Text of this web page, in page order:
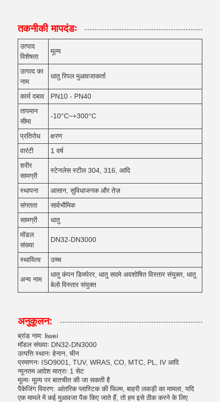
तकनीकी मापदंडः
उत्पाद
विशेषता
मूल्य
उत्पाद का
नाम
धातु रिपल मुआवजाकर्ता
कार्य दबाव
PN10 - PN40
तापमान
सीमा
-10°C~+300°C
प्रतिरोध
क्षरण
वारंटी
1 वर्ष
शरीर
सामग्री
स्टेनलेस स्टील 304, 316, आदि
स्थापना
आसान, सुविधाजनक और तेज़
संगतता
सार्वभौमिक
सामग्री
धातु
मॉडल
संख्या
DN32-DN3000
स्थायित्व उच्च
अन्य नाम
धातु कंपन डिमपेरर, धातु सदमे अवशोषित विस्तार संयुक्त, धातु
बेलो विस्तार संयुक्त
अनुकूलन:
ब्रांड नाम: liwei
मॉडल संख्याः DN32-DN3000
उत्पत्ति स्थानः हेनान, चीन
प्रमाणनः ISO9001, TUV, WRAS, CO, MTC, PL, IV आदि
न्यूनतम आदेश मात्राः 1 सेट
मूल्यः मूल्य पर बातचीत की जा सकती है
पैकेजिंग विवरण: आंतरिक प्लास्टिक की फिल्म, बाहरी लकड़ी का मामला, यदि
एक मामले में कई मुआवजा पैक किए जाते हैं, तो हम इसे ठीक करने के लिए